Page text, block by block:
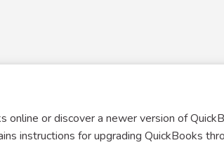
online or discover a newer version of
instructions for upgrading QuickBooks